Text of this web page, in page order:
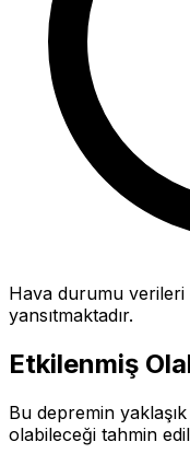
Hava durumu verileri
yansıtmaktadır.
Etkilenmiş
Bu depremin yaklaşık
olabileceği tahmin